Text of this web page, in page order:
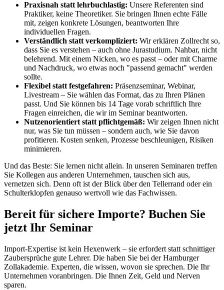
Praxisnah statt lehrbuchlastig: Unsere Referenten sind
Praktiker, keine Theoretiker. Sie bringen Ihnen echte Fälle
mit, zeigen konkrete Lösungen, beantworten Ihre
individuellen Fragen.
Verständlich statt verkompliziert: Wir erklären Zollrecht so,
dass Sie es verstehen – auch ohne Jurastudium. Nahbar, nicht
belehrend. Mit einem Nicken, wo es passt – oder mit Charme
und Nachdruck, wo etwas noch "passend gemacht" werden
sollte.
Flexibel statt festgefahren: Präsenzseminar, Webinar,
Livestream – Sie wählen das Format, das zu Ihren Plänen
passt. Und Sie können bis 14 Tage vorab schriftlich Ihre
Fragen einreichen, die wir im Seminar beantworten.
Nutzenorientiert statt pflichtgemäß: Wir zeigen Ihnen nicht
nur, was Sie tun müssen – sondern auch, wie Sie davon
profitieren. Kosten senken, Prozesse beschleunigen, Risiken
minimieren.
Und das Beste: Sie lernen nicht allein. In unseren Seminaren treffen
Sie Kollegen aus anderen Unternehmen, tauschen sich aus,
vernetzen sich. Denn oft ist der Blick über den Tellerrand oder ein
Schulterklopfen genauso wertvoll wie das Fachwissen.
Bereit für sichere Importe? Buchen Sie
jetzt Ihr Seminar
Import-Expertise ist kein Hexenwerk – sie erfordert statt schnittiger
Zaubersprüche gute Lehrer. Die haben Sie bei der Hamburger
Zollakademie. Experten, die wissen, wovon sie sprechen. Die Ihr
Unternehmen voranbringen. Die Ihnen Zeit, Geld und Nerven
sparen.